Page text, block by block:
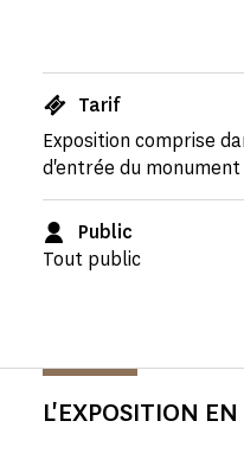
Tarif
Exposition comprise
d'entrée du monument
Public
Tout public
L'EXPOSITION